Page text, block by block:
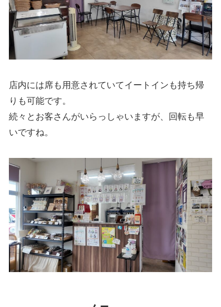
店内には席も用意されていてイートインも持ち帰
りも可能です。
続々とお客さんがいらっしゃいますが、回転も早
いですね。